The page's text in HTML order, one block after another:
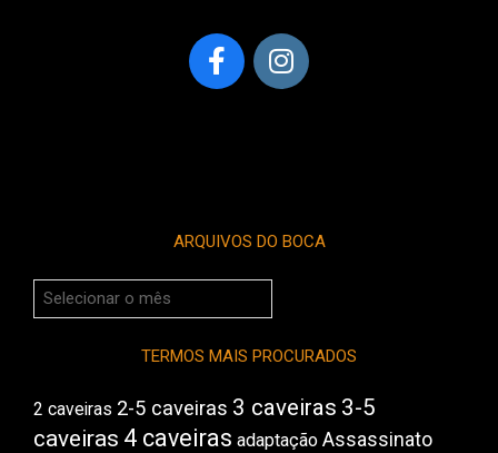
ARQUIVOS DO BOCA
Arquivos
do
TERMOS MAIS PROCURADOS
2 caveiras 2-5 caveiras 3 caveiras 3-5
caveiras 4 caveiras adaptação Assassinato